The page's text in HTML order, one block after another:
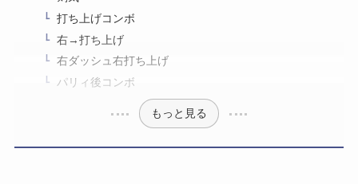
打ち上げコンボ
右→打ち上げ
右ダッシュ右打ち上げ
パリィ後コンボ
もっと見る